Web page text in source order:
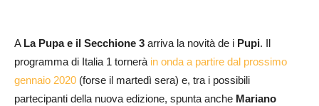
A La Pupa e il Secchione 3 arriva la novità de i Pupi. Il
programma di Italia 1 tornerà in onda a partire dal prossimo
gennaio 2020 (forse il martedì sera) e, tra i possibili
partecipanti della nuova edizione, spunta anche Mariano